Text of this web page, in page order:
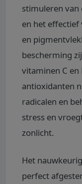
stimuleren van
en het
en
bescherming
vitaminen C en
antioxidanten
radicalen en
stress en
zonlicht.
Het
perfect